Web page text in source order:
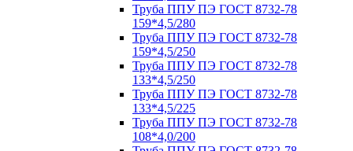
Труба ППУ ПЭ ГОСТ 8732-78
159*4,5/280
Труба ППУ ПЭ ГОСТ 8732-78
159*4,5/250
Труба ППУ ПЭ ГОСТ 8732-78
133*4,5/250
Труба ППУ ПЭ ГОСТ 8732-78
133*4,5/225
Труба ППУ ПЭ ГОСТ 8732-78
108*4,0/200